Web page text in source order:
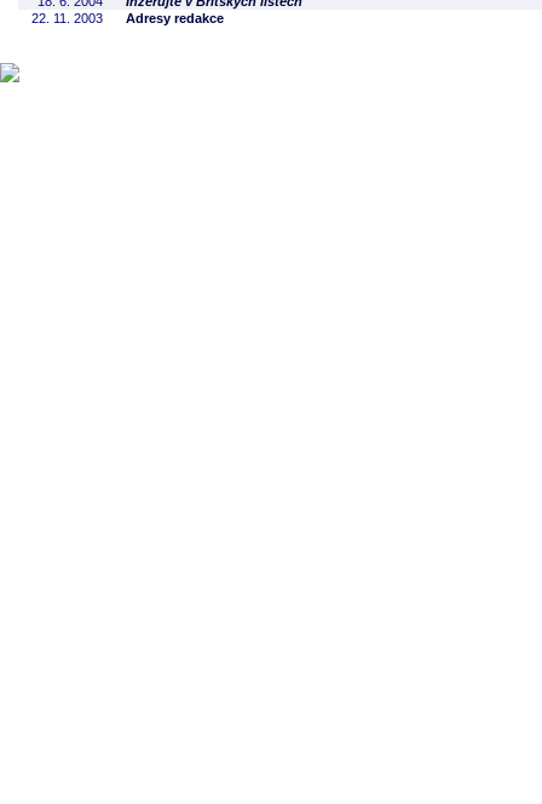
22. 11. 2003
Adresy redakce